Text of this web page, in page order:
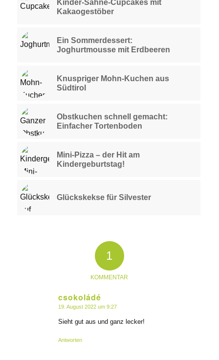
Kinder-Sahne-Cupcakes mit
Kakaogestöber
Ein Sommerdessert:
Joghurtmousse mit Erdbeeren
Knuspriger Mohn-Kuchen aus
Südtirol
Obstkuchen schnell gemacht:
Einfacher Tortenboden
Mini-Pizza – der Hit am
Kindergeburtstag!
Glückskekse für Silvester
1
KOMMENTAR
csokoládé
sagte:
19. August 2022 um 9:27
Sieht gut aus und ganz lecker!
Antworten